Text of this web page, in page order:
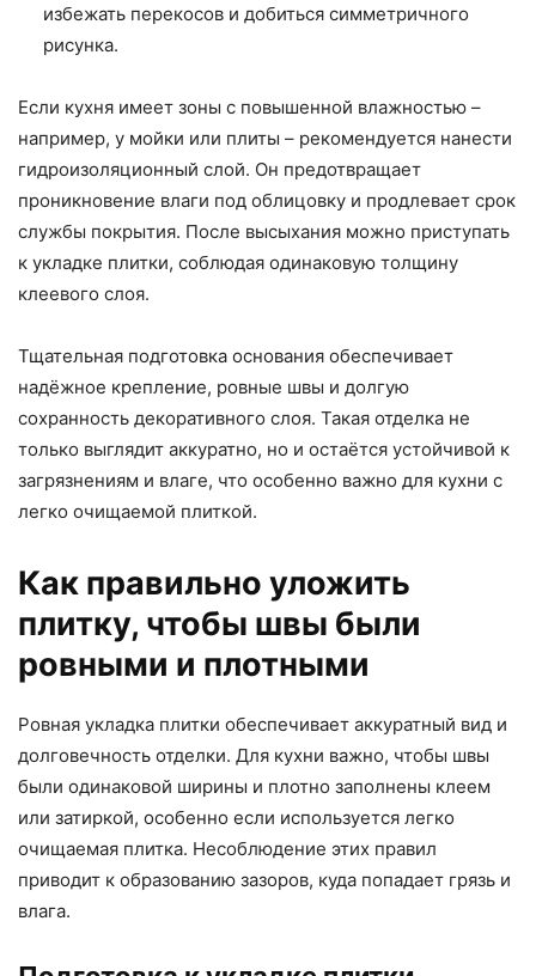
избежать перекосов и добиться симметричного
рисунка.
Если кухня имеет зоны с повышенной влажностью –
например, у мойки или плиты – рекомендуется нанести
гидроизоляционный слой. Он предотвращает
проникновение влаги под облицовку и продлевает срок
службы покрытия. После высыхания можно приступать
к укладке плитки, соблюдая одинаковую толщину
клеевого слоя.
Тщательная подготовка основания обеспечивает
надёжное крепление, ровные швы и долгую
сохранность декоративного слоя. Такая отделка не
только выглядит аккуратно, но и остаётся устойчивой к
загрязнениям и влаге, что особенно важно для кухни с
легко очищаемой плиткой.
Как правильно уложить
плитку, чтобы швы были
ровными и плотными
Ровная укладка плитки обеспечивает аккуратный вид и
долговечность отделки. Для кухни важно, чтобы швы
были одинаковой ширины и плотно заполнены клеем
или затиркой, особенно если используется легко
очищаемая плитка. Несоблюдение этих правил
приводит к образованию зазоров, куда попадает грязь и
влага.